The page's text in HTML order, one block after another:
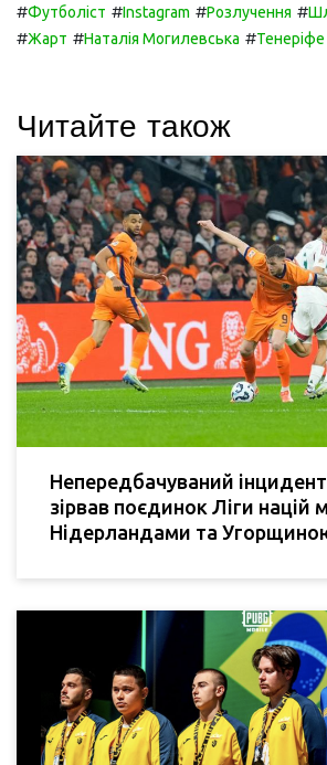
#Футболіст #Instagram #Розлучення #
#Жарт #Наталія Могилевська #Тенеріфе
Читайте також
Непередбачуваний
зірвав поєдинок Ліги націй
Нідерландами та